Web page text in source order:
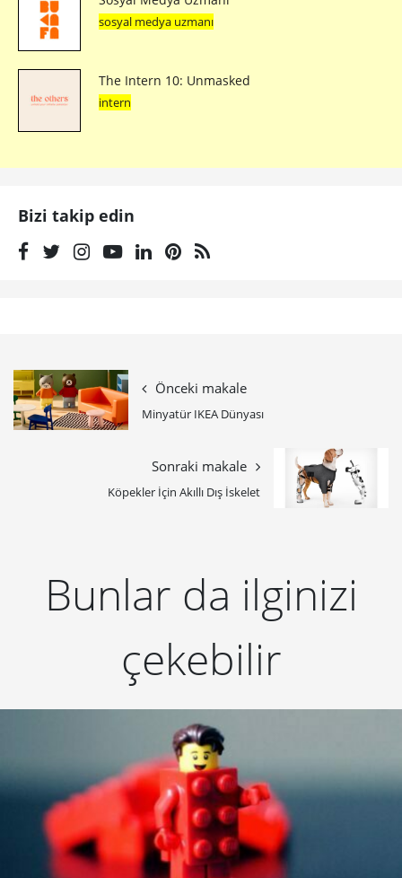
sosyal medya uzmanı
The Intern 10: Unmasked
intern
Bizi takip edin
Önceki makale
Minyatür IKEA Dünyası
Sonraki makale
Köpekler İçin Akıllı Dış İskelet
Bunlar da ilginizi
çekebilir